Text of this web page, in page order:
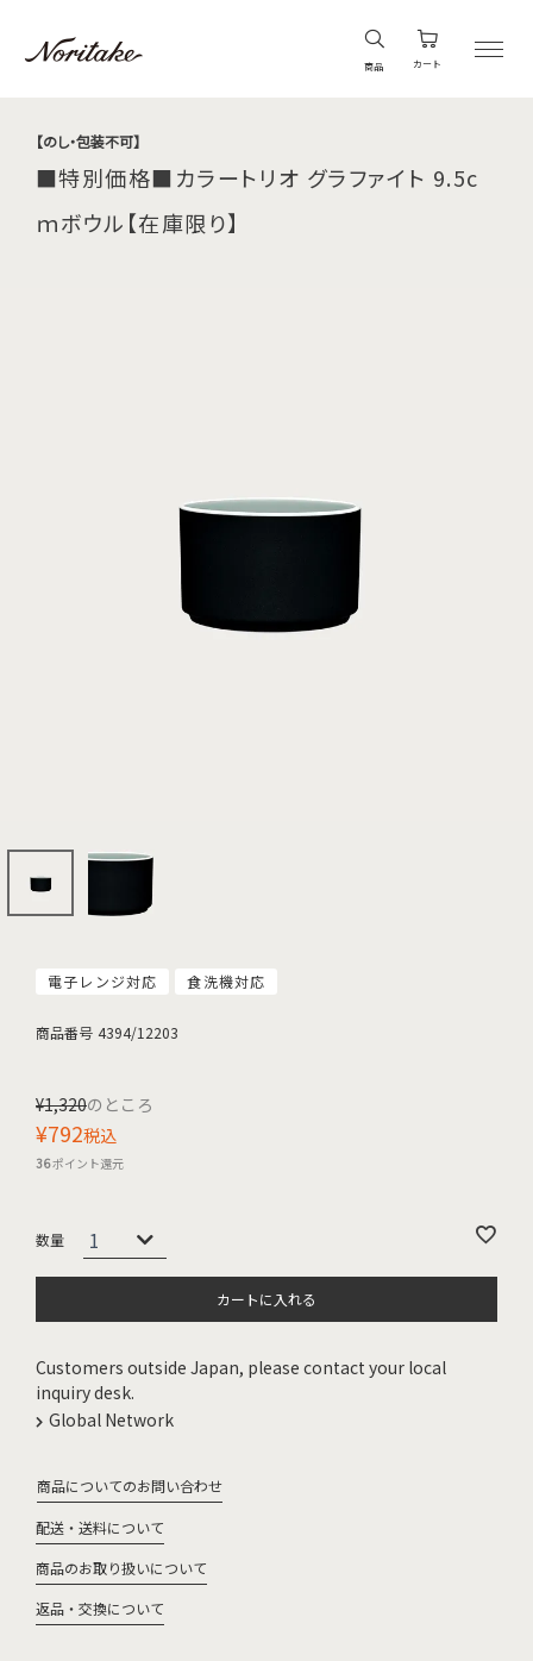
商品 カート
【のし・包装不可】
■特別価格■カラートリオ グラファイト 9.5c
ｍボウル【在庫限り】
電子レンジ対応 食洗機対応
商品番号 4394/12203
¥1,320のところ
¥792税込
36ポイント還元
カートに入れる
Customers outside Japan, please contact your local
inquiry desk.
Global Network
商品についてのお問い合わせ
配送・送料について
商品のお取り扱いについて
返品・交換について